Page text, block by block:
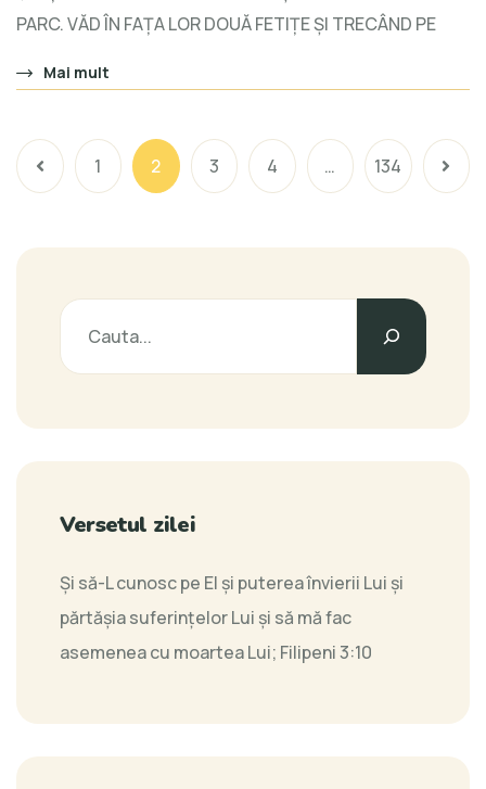
PARC. VĂD ÎN FAŢA LOR DOUĂ FETIŢE ŞI TRECÂND PE
Mai mult
1 2 3 4 … 134
Versetul zilei
Şi să-L cunosc pe El şi puterea învierii Lui şi
părtăşia suferinţelor Lui şi să mă fac
asemenea cu moartea Lui; Filipeni 3:10